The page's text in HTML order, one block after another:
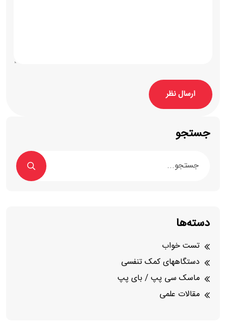
ارسال نظر
جستجو
دسته‌ها
تست خواب
دستگاههای کمک تنفسی
ماسک سی پپ / بای پپ
مقالات علمی